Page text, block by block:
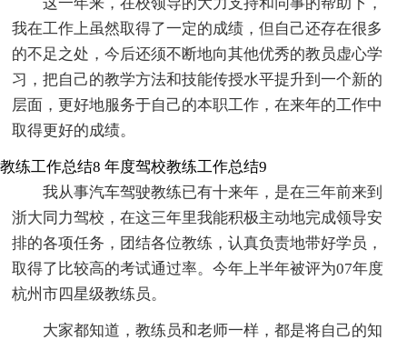
我在工作上虽然取得了一定的成绩，但自己还存在很多
的不足之处，今后还须不断地向其他优秀的教员虚心学
习，把自己的教学方法和技能传授水平提升到一个新的
层面，更好地服务于自己的本职工作，在来年的工作中
取得更好的成绩。
教练工作总结8
我从事汽车驾驶教练已有十来年，是在三年前来到
浙大同力驾校，在这三年里我能积极主动地完成领导安
排的各项任务，团结各位教练，认真负责地带好学员，
取得了比较高的考试通过率。今年上半年被评为07年度
杭州市四星级教练员。
大家都知道，教练员和老师一样，都是将自己的知
年度驾校教练工作总结9